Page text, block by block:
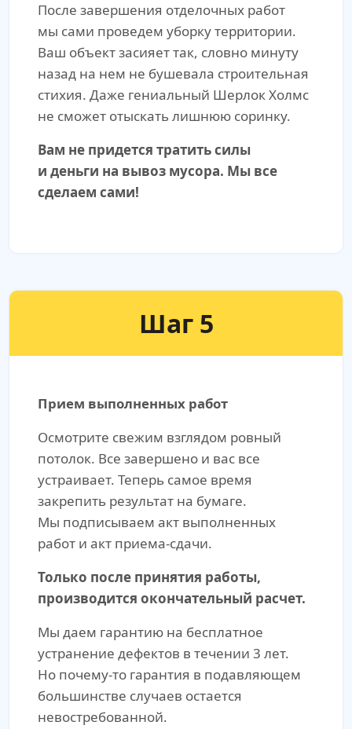
После завершения отделочных работ
мы сами проведем уборку территории.
Ваш объект засияет так, словно минуту
назад на нем не бушевала строительная
стихия. Даже гениальный Шерлок Холмс
не сможет отыскать лишнюю соринку.
Вам не придется тратить силы
и деньги на вывоз мусора. Мы все
сделаем сами!
Шаг 5
Прием выполненных работ
Осмотрите свежим взглядом ровный
потолок. Все завершено и вас все
устраивает. Теперь самое время
закрепить результат на бумаге.
Мы подписываем акт выполненных
работ и акт приема-сдачи.
Только после принятия работы,
производится окончательный расчет.
Мы даем гарантию на бесплатное
устранение дефектов в течении 3 лет.
Но почему-то гарантия в подавляющем
большинстве случаев остается
невостребованной.